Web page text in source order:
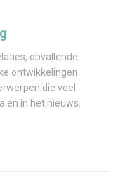
opvallende
ontwikkelingen.
die veel
en in het nieuws.